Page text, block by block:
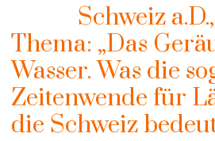
Schweiz
Thema: „Das
Wasser. Was die
Zeitenwende für
die Schweiz